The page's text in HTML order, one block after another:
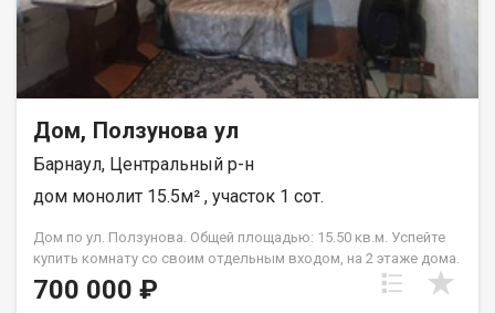
Дом, Ползунова ул
Барнаул, Центральный р-н
дом монолит 15.5м² , участок 1 сот.
Дом по ул. Ползунова. Общей площадью: 15.50 кв.м. Успейте
купить комнату со своим отдельным входом, на 2 этаже дома.
Сделайте полноценную студию и данные метры прибавят в
цене в несколько раз. Газ нужно просто подключить. Сейчас
700 000 ₽